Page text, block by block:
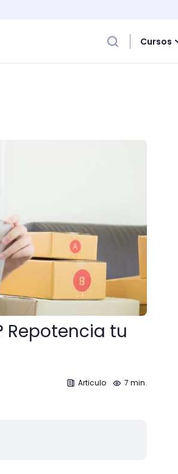
Cursos
Repotencia tu
Articulo 7 min.